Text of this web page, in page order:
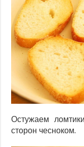
Остужаем
сторон чесноком.